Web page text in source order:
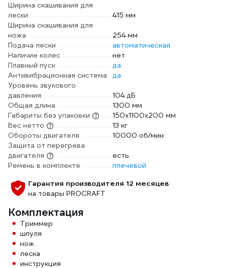
Ширина скашивания для
лески
415 мм
Ширина скашивания для
ножа
254 мм
Подача лески
автоматическая
Наличие колес
нет
Плавный пуск
да
Антивибрационная система
да
Уровень звукового
давления
104 дБ
Общая длина
1300 мм
Габариты без упаковки
150х1100х200 мм
Вес нетто
13 кг
Обороты двигателя
10000 об/мин
Защита от перегрева
двигателя
есть
Ремень в комплекте
плечевой
Гарантия производителя 12 месяцев
на товары PROCRAFT
Комплектация
Триммер
шпуля
нож
леска
инструкция